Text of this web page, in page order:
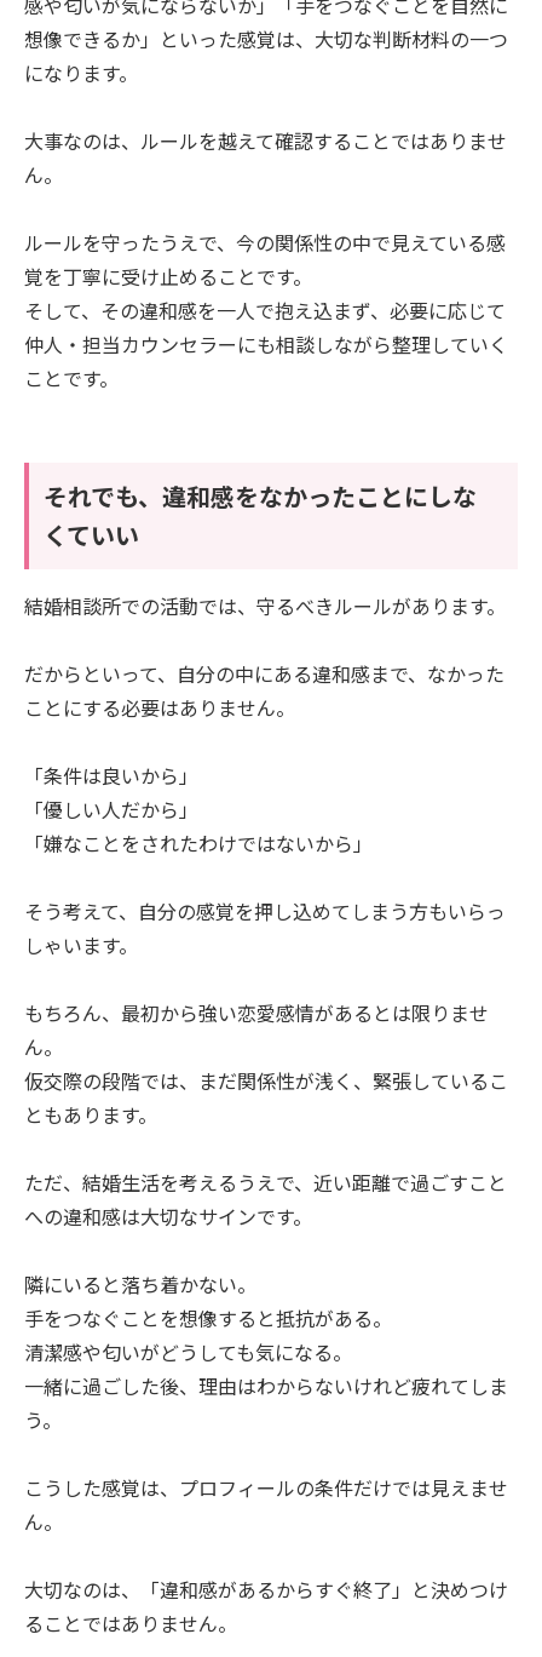
想像できるか」といった感覚は、大切な判断材料の一つ
になります。
大事なのは、ルールを越えて確認することではありませ
ん。
ルールを守ったうえで、今の関係性の中で見えている感
覚を丁寧に受け止めることです。
そして、その違和感を一人で抱え込まず、必要に応じて
仲人・担当カウンセラーにも相談しながら整理していく
ことです。
それでも、違和感をなかったことにしな
くていい
結婚相談所での活動では、守るべきルールがあります。
だからといって、自分の中にある違和感まで、なかった
ことにする必要はありません。
「条件は良いから」
「優しい人だから」
「嫌なことをされたわけではないから」
そう考えて、自分の感覚を押し込めてしまう方もいらっ
しゃいます。
もちろん、最初から強い恋愛感情があるとは限りませ
ん。
仮交際の段階では、まだ関係性が浅く、緊張しているこ
ともあります。
ただ、結婚生活を考えるうえで、近い距離で過ごすこと
への違和感は大切なサインです。
隣にいると落ち着かない。
手をつなぐことを想像すると抵抗がある。
清潔感や匂いがどうしても気になる。
一緒に過ごした後、理由はわからないけれど疲れてしま
う。
こうした感覚は、プロフィールの条件だけでは見えませ
ん。
大切なのは、「違和感があるからすぐ終了」と決めつけ
ることではありません。